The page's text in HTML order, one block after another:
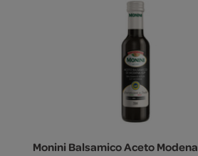
Monini Balsamico Aceto Modena